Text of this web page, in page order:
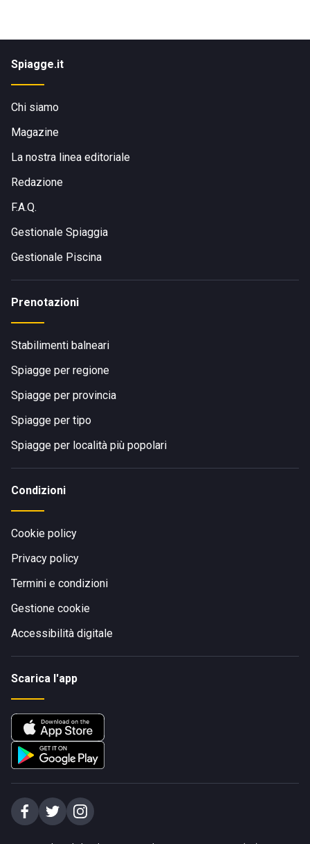
Spiagge.it
Chi siamo
Magazine
La nostra linea editoriale
Redazione
F.A.Q.
Gestionale Spiaggia
Gestionale Piscina
Prenotazioni
Stabilimenti balneari
Spiagge per regione
Spiagge per provincia
Spiagge per tipo
Spiagge per località più popolari
Condizioni
Cookie policy
Privacy policy
Termini e condizioni
Gestione cookie
Accessibilità digitale
Scarica l'app